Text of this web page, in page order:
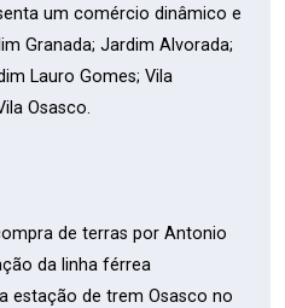
um comércio dinâmico e
Granada; Jardim Alvorada;
Lauro Gomes; Vila
Osasco.
de terras por Antonio
da linha férrea
estação de trem Osasco no